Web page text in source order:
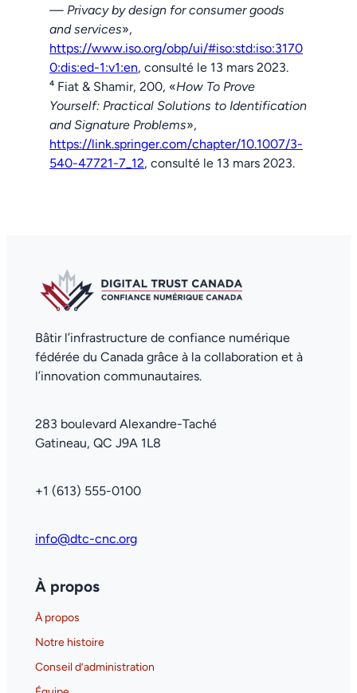
— Privacy by design for consumer goods
and services»,
https://www.iso.org/obp/ui/#iso:std:iso:3170
0:dis:ed-1:v1:en, consulté le 13 mars 2023.
⁴ Fiat & Shamir, 200, «How To Prove
Yourself: Practical Solutions to Identification
and Signature Problems»,
https://link.springer.com/chapter/10.1007/3-
540-47721-7_12, consulté le 13 mars 2023.
Bâtir l’infrastructure de confiance numérique
fédérée du Canada grâce à la collaboration et à
l’innovation communautaires.
283 boulevard Alexandre-Taché
Gatineau, QC J9A 1L8
+1 (613) 555-0100
info@dtc-cnc.org
À propos
À propos
Notre histoire
Conseil d’administration